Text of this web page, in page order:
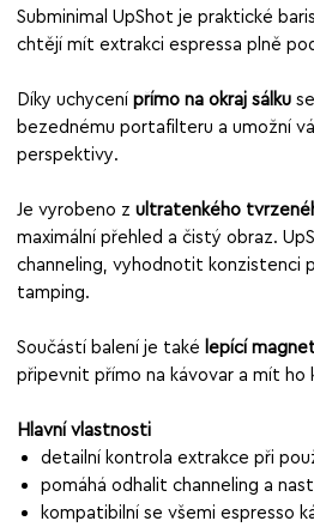
Subminimal UpShot je praktické
chtějí mít extrakci espressa plně
Díky uchycení přímo na okraj šálku
bezednému portafilteru a umožní
perspektivy.
Je vyrobeno z ultratenkého
maximální přehled a čistý obraz.
channeling, vyhodnotit konzistenci
tamping.
Součástí balení je také lepící
připevnit přímo na kávovar a mít ho
Hlavní vlastnosti
detailní kontrola extrakce při
pomáhá odhalit channeling a
kompatibilní se všemi espresso